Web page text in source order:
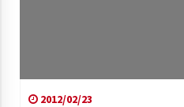
2012/02/23